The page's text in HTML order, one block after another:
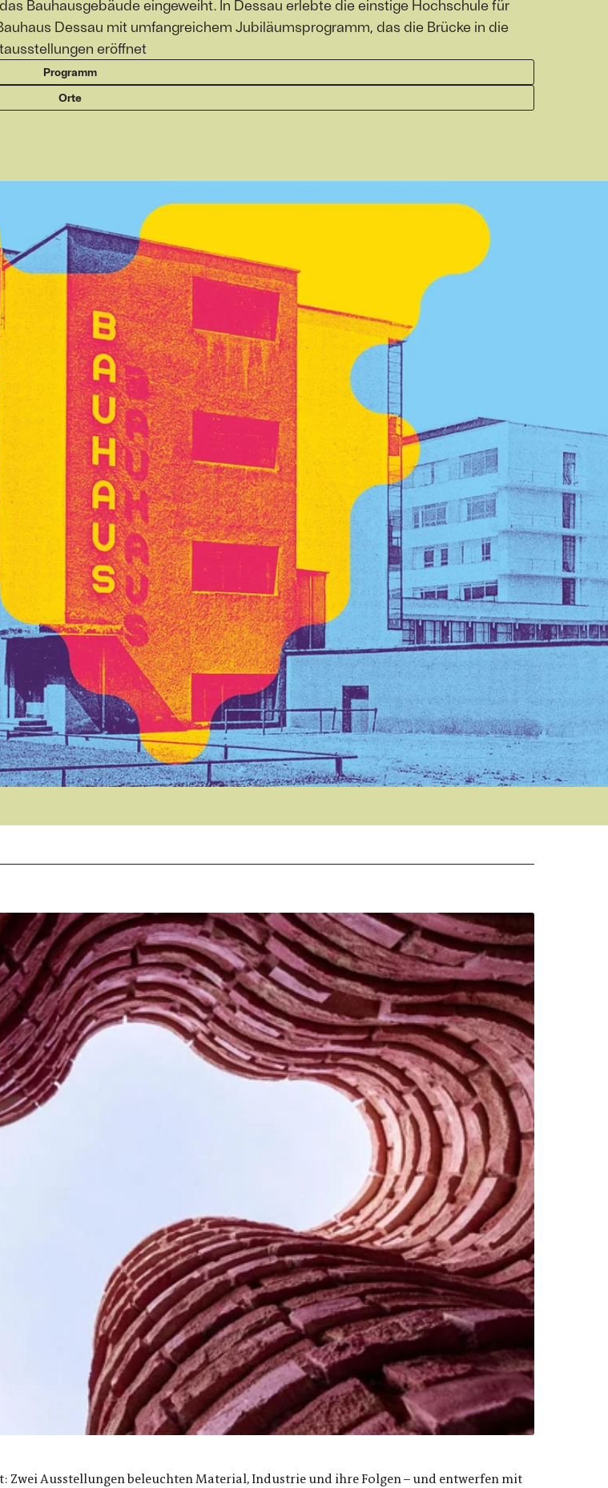
Bauhausgebäude eingeweiht. In Dessau erlebte die einstige Hochschule für
Dessau mit umfangreichem Jubiläumsprogramm, das die Brücke in die
eröffnet
Programm
Orte
Zwei Ausstellungen beleuchten Material, Industrie und ihre Folgen – und entwerfen mit